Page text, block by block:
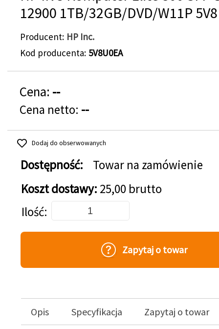
12900 1TB/32GB/DVD/W11P
Producent HP Inc.
Kod producenta 5V8U0EA
Cena: --
Cena netto: --
Dodaj do obserwowanych
Dostępność:
Towar na zamówienie
Koszt dostawy: 25,00 brutto
Dodaj do koszyka
Ilość
Zapytaj o towar
Opis Specyfikacja Zapytaj o towar